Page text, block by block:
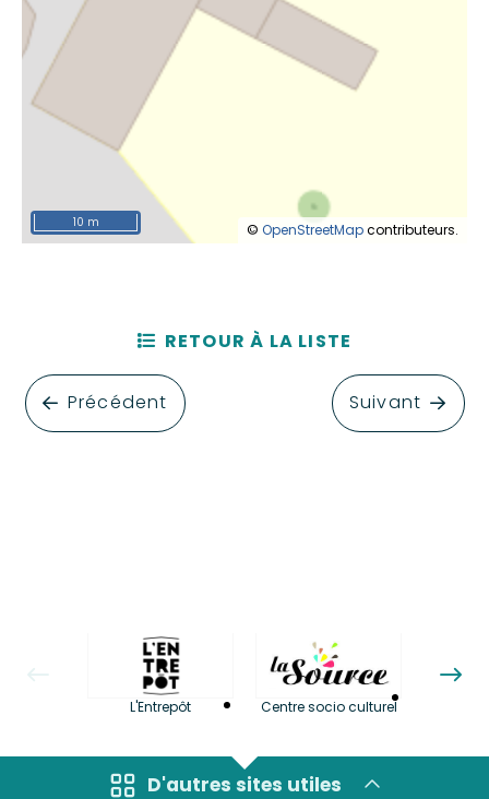
© OpenStreetMapcontributeurs.
10 m
Précédent
RETOUR À LA LISTE
Suivant
L'Entrepôt Centre socio culturel
D'autres sites utiles